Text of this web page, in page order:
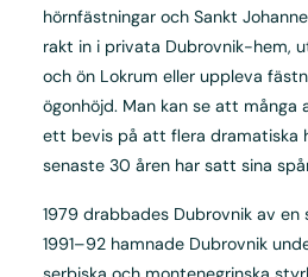
hörnfästningar och Sankt
rakt in i privata Dubrovnik-hem,
och ön Lokrum eller uppleva
ögonhöjd. Man kan se att många
ett bevis på att flera dramatiska
senaste 30 åren har satt sina
1979 drabbades Dubrovnik av
1991–92 hamnade Dubrovnik